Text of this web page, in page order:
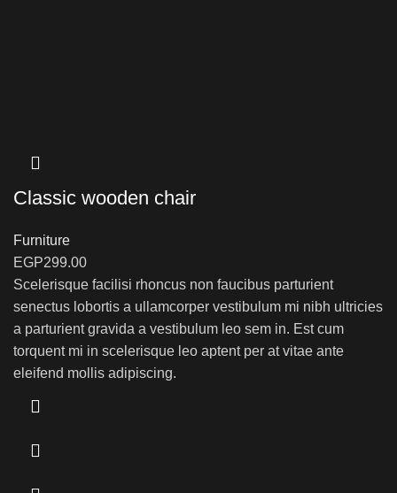
Classic wooden chair
Furniture
EGP299.00
Scelerisque facilisi rhoncus non faucibus parturient
senectus lobortis a ullamcorper vestibulum mi nibh ultricies
a parturient gravida a vestibulum leo sem in. Est cum
torquent mi in scelerisque leo aptent per at vitae ante
eleifend mollis adipiscing.